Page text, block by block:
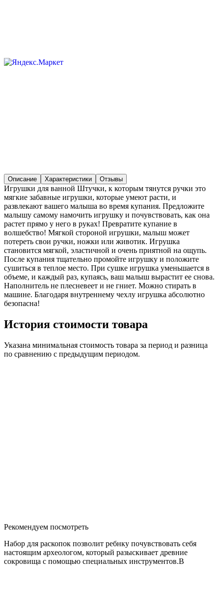
Описание Характеристики Отзывы
Игрушки для ванной Штучки, к которым тянутся ручки это
мягкие забавные игрушки, которые умеют расти, и
развлекают вашего малыша во время купания. Предложите
малышу самому намочить игрушку и почувствовать, как она
растет прямо у него в руках! Превратите купание в
волшебство! Мягкой стороной игрушки, малыш может
потереть свои ручки, ножки или животик. Игрушка
становится мягкой, эластичной и очень приятной на ощупь.
После купания тщательно промойте игрушку и положите
сушиться в теплое место. При сушке игрушка уменьшается в
объеме, и каждый раз, купаясь, ваш малыш вырастит ее снова.
Наполнитель не плесневеет и не гниет. Можно стирать в
машине. Благодаря внутреннему чехлу игрушка абсолютно
безопасна!
История стоимости товара
Указана минимальная стоимость товара за период и разница
по сравнению с предыдущим периодом.
Рекомендуем посмотреть
Набор для раскопок позволит ребнку почувствовать себя
настоящим археологом, который разыскивает древние
сокровища с помощью специальных инструментов.В